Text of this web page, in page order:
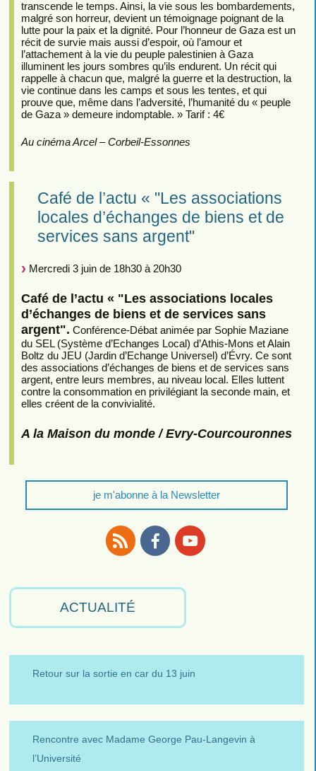
transcende le temps. Ainsi, la vie sous les bombardements,
malgré son horreur, devient un témoignage poignant de la
lutte pour la paix et la dignité. Pour l’honneur de Gaza est un
récit de survie mais aussi d’espoir, où l’amour et
l’attachement à la vie du peuple palestinien à Gaza
illuminent les jours sombres qu’ils endurent. Un récit qui
rappelle à chacun que, malgré la guerre et la destruction, la
vie continue dans les camps et sous les tentes, et qui
prouve que, même dans l’adversité, l’humanité du « peuple
de Gaza » demeure indomptable. » Tarif : 4€
Au cinéma Arcel – Corbeil-Essonnes
Café de l’actu « "Les associations
locales d’échanges de biens et de
services sans argent"
Mercredi 3 juin de 18h30 à 20h30
Café de l’actu « "Les associations locales
d’échanges de biens et de services sans
argent". Conférence-Débat animée par Sophie Maziane
du SEL (Système d’Echanges Local) d’Athis-Mons et Alain
Boltz du JEU (Jardin d’Echange Universel) d’Évry. Ce sont
des associations d’échanges de biens et de services sans
argent, entre leurs membres, au niveau local. Elles luttent
contre la consommation en privilégiant la seconde main, et
elles créent de la convivialité.
A la Maison du monde / Evry-Courcouronnes
je m'abonne à la Newsletter
ACTUALITÉ
Retour sur la sortie en car du 13 juin
Rencontre avec Madame George Pau-Langevin à
l’Université